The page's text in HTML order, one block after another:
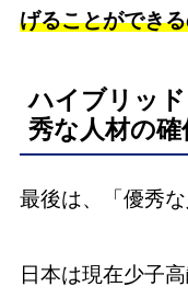
げることができ
ハイブリッ
秀な人材の確
最後は、「優秀な
日本は現在少子